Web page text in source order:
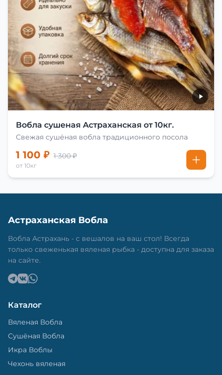
Вобла сушеная Астраханская от 10кг.
Свежая сушёная вобла традиционного посола
1 100 ₽ 1 300 ₽
от 10кг
Астраханская Вобла
Вобла Астрахань - с вешалов на ваш стол! Всегда
только свеженькая вяленая рыбка - доступна для заказа
на сайте.
Каталог
Вяленая Вобла
Сушёная Вобла
Икра Воблы
Чехонь вяленая